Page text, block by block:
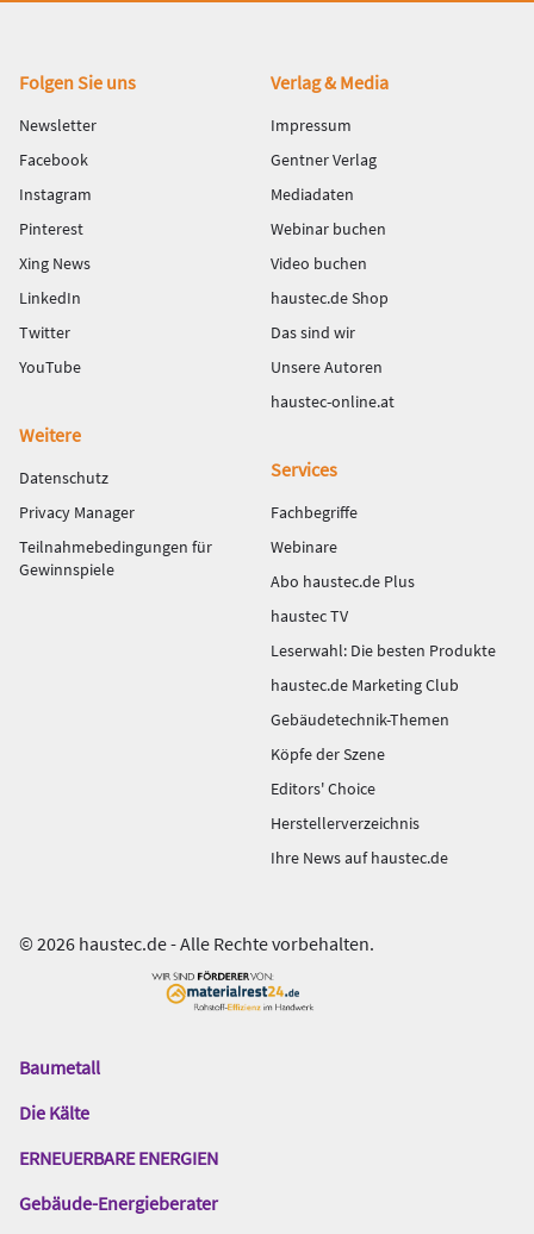
Fußbereich
Folgen Sie uns
Newsletter
Facebook
Instagram
Pinterest
Xing News
LinkedIn
Twitter
YouTube
Verlag & Media
Impressum
Gentner Verlag
Mediadaten
Webinar buchen
Video buchen
haustec.de Shop
Das sind wir
Unsere Autoren
haustec-online.at
Weitere
Datenschutz
Privacy Manager
Teilnahmebedingungen für
Gewinnspiele
Services
Fachbegriffe
Webinare
Abo haustec.de Plus
haustec TV
Leserwahl: Die besten Produkte
haustec.de Marketing Club
Gebäudetechnik-Themen
Köpfe der Szene
Editors' Choice
Herstellerverzeichnis
Ihre News auf haustec.de
© 2026 haustec.de - Alle Rechte vorbehalten.
Das
Gentner
Baumetall
Die Kälte
ERNEUERBARE ENERGIEN
Gebäude-Energieberater